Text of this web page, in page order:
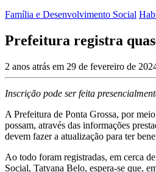
Família e Desenvolvimento Social
Prefeitura registra
2 anos atrás em 29 de fevereiro de
Inscrição pode ser feita
A Prefeitura de Ponta Grossa, por
possam, através das informações
devem fazer a atualização para ter
Ao todo foram registradas, em cerca
Social, Tatyana Belo, espera-se que,